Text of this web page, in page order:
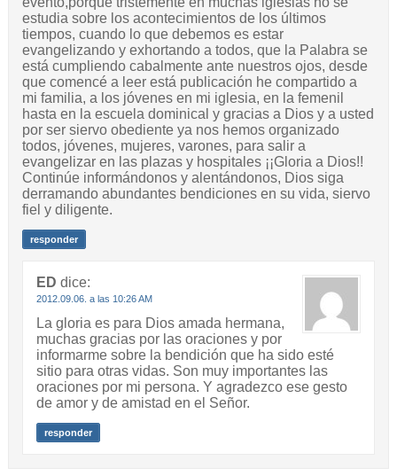
estudia sobre los acontecimientos de los últimos
tiempos, cuando lo que debemos es estar
evangelizando y exhortando a todos, que la Palabra se
está cumpliendo cabalmente ante nuestros ojos, desde
que comencé a leer está publicación he compartido a
mi familia, a los jóvenes en mi iglesia, en la femenil
hasta en la escuela dominical y gracias a Dios y a usted
por ser siervo obediente ya nos hemos organizado
todos, jóvenes, mujeres, varones, para salir a
evangelizar en las plazas y hospitales ¡¡Gloria a Dios!!
Continúe informándonos y alentándonos, Dios siga
derramando abundantes bendiciones en su vida, siervo
fiel y diligente.
responder
ED dice:
2012.09.06. a las 10:26 AM
La gloria es para Dios amada hermana,
muchas gracias por las oraciones y por
informarme sobre la bendición que ha sido esté
sitio para otras vidas. Son muy importantes las
oraciones por mi persona. Y agradezco ese gesto
de amor y de amistad en el Señor.
responder